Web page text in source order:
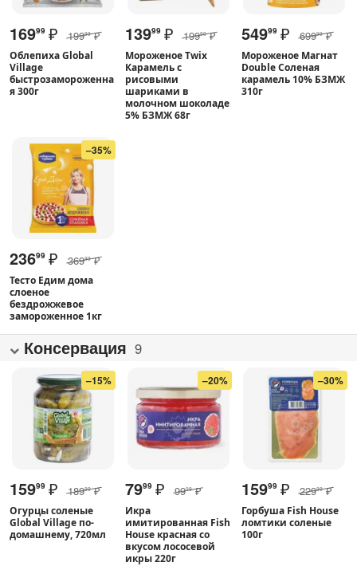
16999 ₽ 19999 ₽
Облепиха Global
Village
быстрозамороженна
я 300г
13999 ₽ 19999 ₽
Мороженое Twix
Карамель с
рисовыми
шариками в
молочном шоколаде
5% БЗМЖ 68г
54999 ₽ 69999 ₽
Мороженое Магнат
Double Соленая
карамель 10% БЗМЖ
310г
–35%
23699 ₽ 36999 ₽
Тесто Едим дома
слоеное
бездрожжевое
замороженное 1кг
Консервация 9
–15%
15999 ₽ 18999 ₽
Огурцы соленые
Global Village по-
домашнему, 720мл
–20%
7999 ₽ 9999 ₽
Икра
имитированная Fish
House красная со
вкусом лососевой
икры 220г
–30%
15999 ₽ 22999 ₽
Горбуша Fish House
ломтики соленые
100г